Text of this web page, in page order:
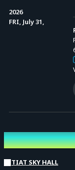
KIRINA/すぱろー/りゅー
MIKI/りんか/すみぽん/
Hiro(2nd公演のみ)/
※出演者は急遽変更に
写真撮影/動画撮影/録音
※一部撮影可能なお時間
2026
FRI, July 31,
Venue
TIAT SKY HALL